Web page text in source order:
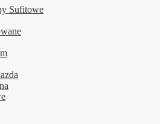
Sufitowe